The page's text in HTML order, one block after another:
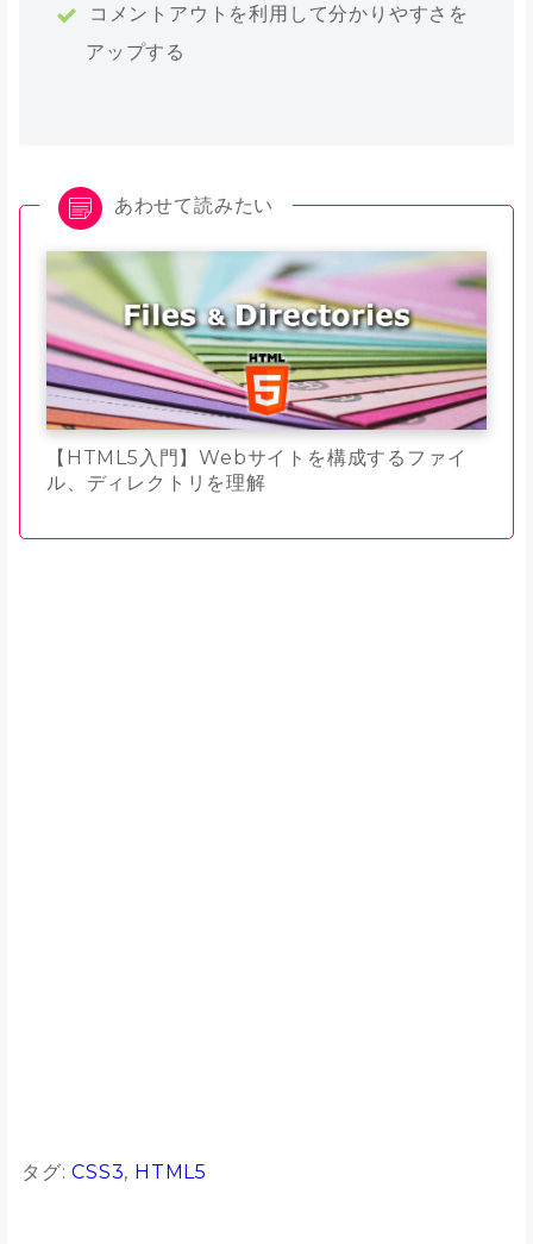
コメントアウトを利用して分かりやすさを
アップする
あわせて読みたい
【HTML5入門】Webサイトを構成するファイ
ル、ディレクトリを理解
タグ:CSS3, HTML5